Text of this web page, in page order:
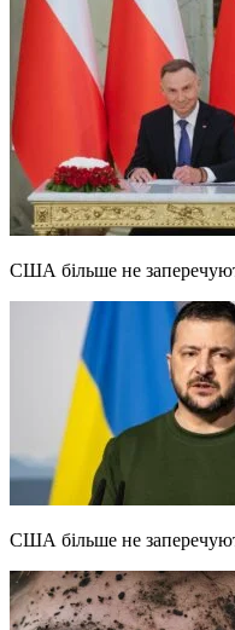
США більше не
США більше не